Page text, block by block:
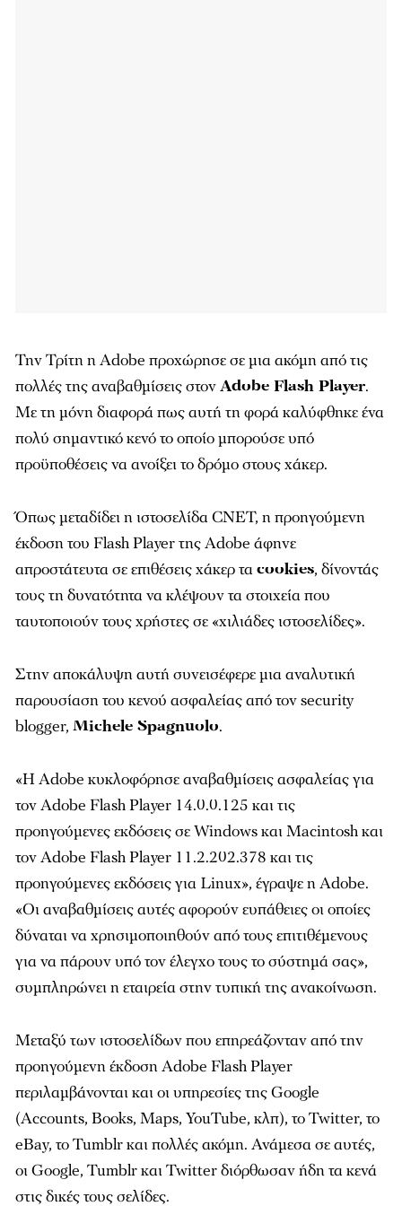
Την Τρίτη η Adobe προχώρησε σε μια ακόμη από τις
πολλές της αναβαθμίσεις στονAdobe Flash Player.
Με τη μόνη διαφορά πως αυτή τη φορά καλύφθηκε ένα
πολύ σημαντικό κενό το οποίο μπορούσε υπό
προϋποθέσεις να ανοίξει το δρόμο στους χάκερ.
Όπως μεταδίδει η ιστοσελίδαCNET, η προηγούμενη
έκδοση του Flash Player της Adobe άφηνε
απροστάτευτα σε επιθέσεις χάκερ ταcookies, δίνοντάς
τους τη δυνατότητα να κλέψουν τα στοιχεία που
ταυτοποιούν τους χρήστες σε «χιλιάδες ιστοσελίδες».
Στην αποκάλυψη αυτή συνεισέφερε μια αναλυτική
παρουσίαση του κενού ασφαλείας από τον security
blogger, Michele Spagnuolo.
«Η Adobe κυκλοφόρησε αναβαθμίσεις ασφαλείας για
τον Adobe Flash Player 14.0.0.125 και τις
προηγούμενες εκδόσεις σε Windows και Macintosh και
τον Adobe Flash Player 11.2.202.378 και τις
προηγούμενες εκδόσεις για Linux», έγραψε η Adobe.
«Οι αναβαθμίσεις αυτές αφορούν ευπάθειες οι οποίες
δύναται να χρησιμοποιηθούν από τους επιτιθέμενους
για να πάρουν υπό τον έλεγχο τους το σύστημά σας»,
συμπληρώνει η εταιρεία στην τυπική της ανακοίνωση.
Μεταξύ των ιστοσελίδων που επηρεάζονταν από την
προηγούμενη έκδοση Adobe Flash Player
περιλαμβάνονται και οι υπηρεσίες της Google
(Accounts, Books, Maps, YouTube, κλπ), το Twitter, το
eBay, το Tumblr και πολλές ακόμη. Ανάμεσα σε αυτές,
οι Google, Tumblr και Twitter διόρθωσαν ήδη τα κενά
στις δικές τους σελίδες.